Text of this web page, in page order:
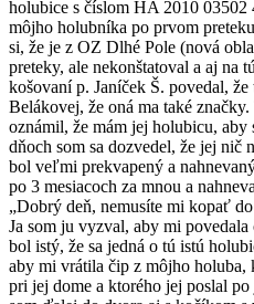
holubice s číslom HA 2010
môjho holubníka po prvom
si, že je z OZ Dlhé Pole (nová
preteky, ale nekonštatoval a aj na
košovaní p. Janíček Š. povedal,
Belákovej, že oná ma také
oznámil, že mám jej holubicu,
dňoch som sa dozvedel, že jej nič
bol veľmi prekvapený a
po 3 mesiacoch za mnou a
„Dobrý deň, nemusíte mi kopať
Ja som ju vyzval, aby mi
bol istý, že sa jedná o tú istú
aby mi vrátila čip z môjho holuba,
pri jej dome a ktorého jej poslal